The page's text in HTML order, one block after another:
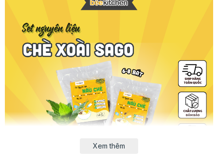
Xem thêm